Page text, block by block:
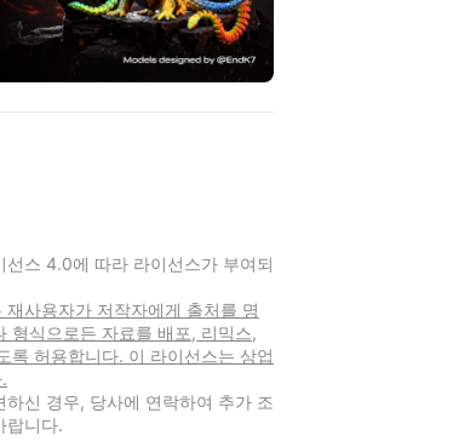
선스 4.0에 따라 라이선스가 부여되
재사용자가 저작자에게 출처를 명
형식으로든 자료를 배포, 리믹스,
록 허용합니다. 이 라이선스는 상업
하신 경우, 당사에 연락하여 추가 조
랍니다.